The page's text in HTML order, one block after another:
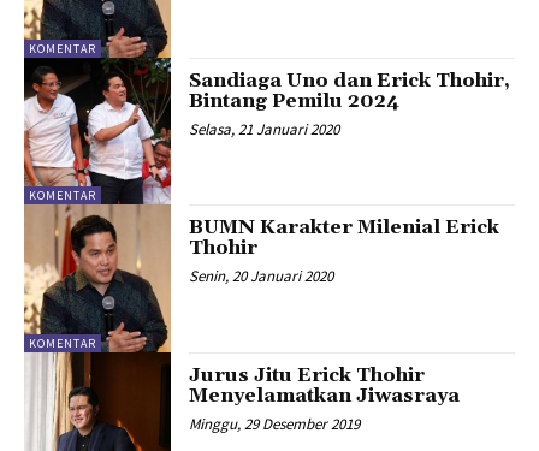
KOMENTAR
KOMENTAR
Sandiaga Uno dan Erick Thohir,
Bintang Pemilu 2024
Selasa, 21 Januari 2020
KOMENTAR
BUMN Karakter Milenial Erick
Thohir
Senin, 20 Januari 2020
Jurus Jitu Erick Thohir
Menyelamatkan Jiwasraya
Minggu, 29 Desember 2019